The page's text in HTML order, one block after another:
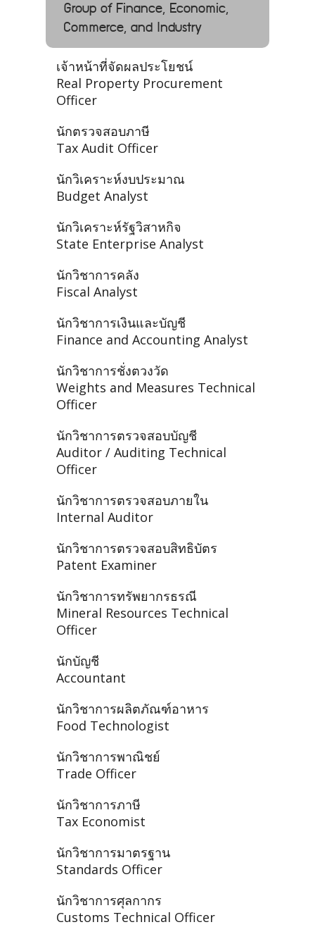
Group of Finance, Economic,
Commerce, and Industry
เจ้าหน้าที่จัดผลประโยชน์
Real Property Procurement
Officer
นักตรวจสอบภาษี
Tax Audit Officer
นักวิเคราะห์งบประมาณ
Budget Analyst
นักวิเคราะห์รัฐวิสาหกิจ
State Enterprise Analyst
นักวิชาการคลัง
Fiscal Analyst
นักวิชาการเงินและบัญชี
Finance and Accounting Analyst
นักวิชาการชั่งตวงวัด
Weights and Measures Technical
Officer
นักวิชาการตรวจสอบบัญชี
Auditor / Auditing Technical
Officer
นักวิชาการตรวจสอบภายใน
Internal Auditor
นักวิชาการตรวจสอบสิทธิบัตร
Patent Examiner
นักวิชาการทรัพยากรธรณี
Mineral Resources Technical
Officer
นักบัญชี
Accountant
นักวิชาการผลิตภัณฑ์อาหาร
Food Technologist
นักวิชาการพาณิชย์
Trade Officer
นักวิชาการภาษี
Tax Economist
นักวิชาการมาตรฐาน
Standards Officer
นักวิชาการศุลกากร
Customs Technical Officer